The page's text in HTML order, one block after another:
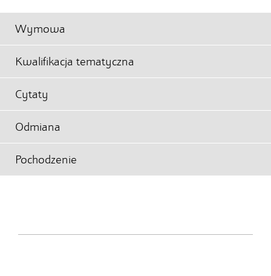
Wymowa
Kwalifikacja tematyczna
Cytaty
Odmiana
Pochodzenie